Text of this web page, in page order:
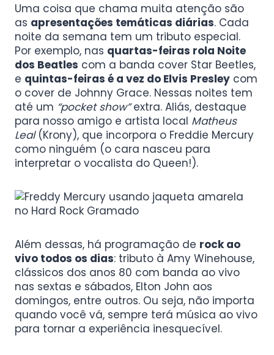
Uma coisa que chama muita atenção são
as apresentações temáticas diárias. Cada
noite da semana tem um tributo especial.
Por exemplo, nas quartas-feiras rola Noite
dos Beatles com a banda cover Star Beetles,
e quintas-feiras é a vez do Elvis Presley com
o cover de Johnny Grace. Nessas noites tem
até um “pocket show”extra. Aliás, destaque
para nosso amigo e artista local Matheus
Leal(Krony), que incorpora o Freddie Mercury
como ninguém (o cara nasceu para
interpretar o vocalista do Queen!).
Além dessas, há programação de rock ao
vivo todos os dias: tributo à Amy Winehouse,
clássicos dos anos 80 com banda ao vivo
nas sextas e sábados, Elton John aos
domingos, entre outros. Ou seja, não importa
quando você vá, sempre terá música ao vivo
para tornar a experiência inesquecível.